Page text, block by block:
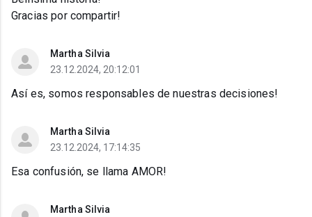
Gracias por compartir!
Martha Silvia
23.12.2024, 20:12:01
Así es, somos responsables de nuestras decisiones!
Martha Silvia
23.12.2024, 17:14:35
Esa confusión, se llama AMOR!
Martha Silvia